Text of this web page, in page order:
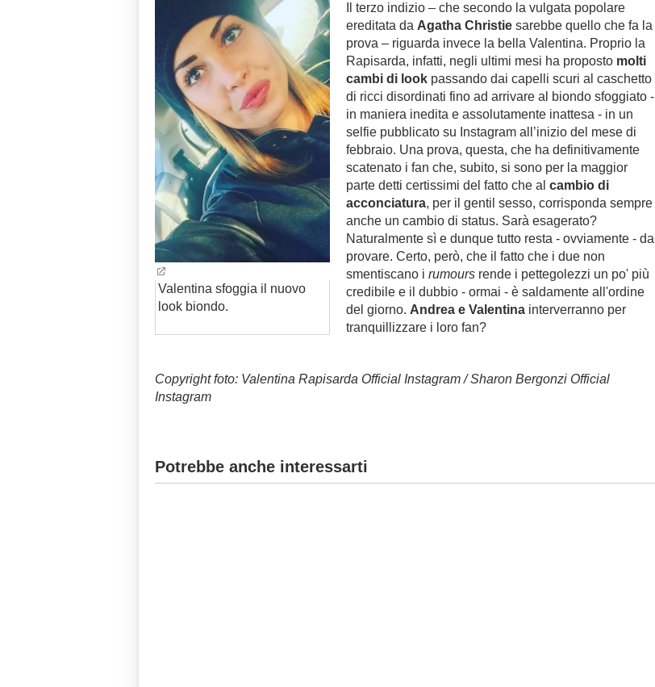
Valentina sfoggia il nuovo
look biondo.
Il terzo indizio – che secondo la vulgata popolare
ereditata da Agatha Christie sarebbe quello che fa la
prova – riguarda invece la bella Valentina. Proprio la
Rapisarda, infatti, negli ultimi mesi ha proposto molti
cambi di look passando dai capelli scuri al caschetto
di ricci disordinati fino ad arrivare al biondo sfoggiato -
in maniera inedita e assolutamente inattesa - in un
selfie pubblicato su Instagram all’inizio del mese di
febbraio. Una prova, questa, che ha definitivamente
scatenato i fan che, subito, si sono per la maggior
parte detti certissimi del fatto che al cambio di
acconciatura, per il gentil sesso, corrisponda sempre
anche un cambio di status. Sarà esagerato?
Naturalmente sì e dunque tutto resta - ovviamente - da
provare. Certo, però, che il fatto che i due non
smentiscano i rumours rende i pettegolezzi un po' più
credibile e il dubbio - ormai - è saldamente all'ordine
del giorno. Andrea e Valentina interverranno per
tranquillizzare i loro fan?
Copyright foto: Valentina Rapisarda Official Instagram / Sharon Bergonzi Official
Instagram
Potrebbe anche interessarti